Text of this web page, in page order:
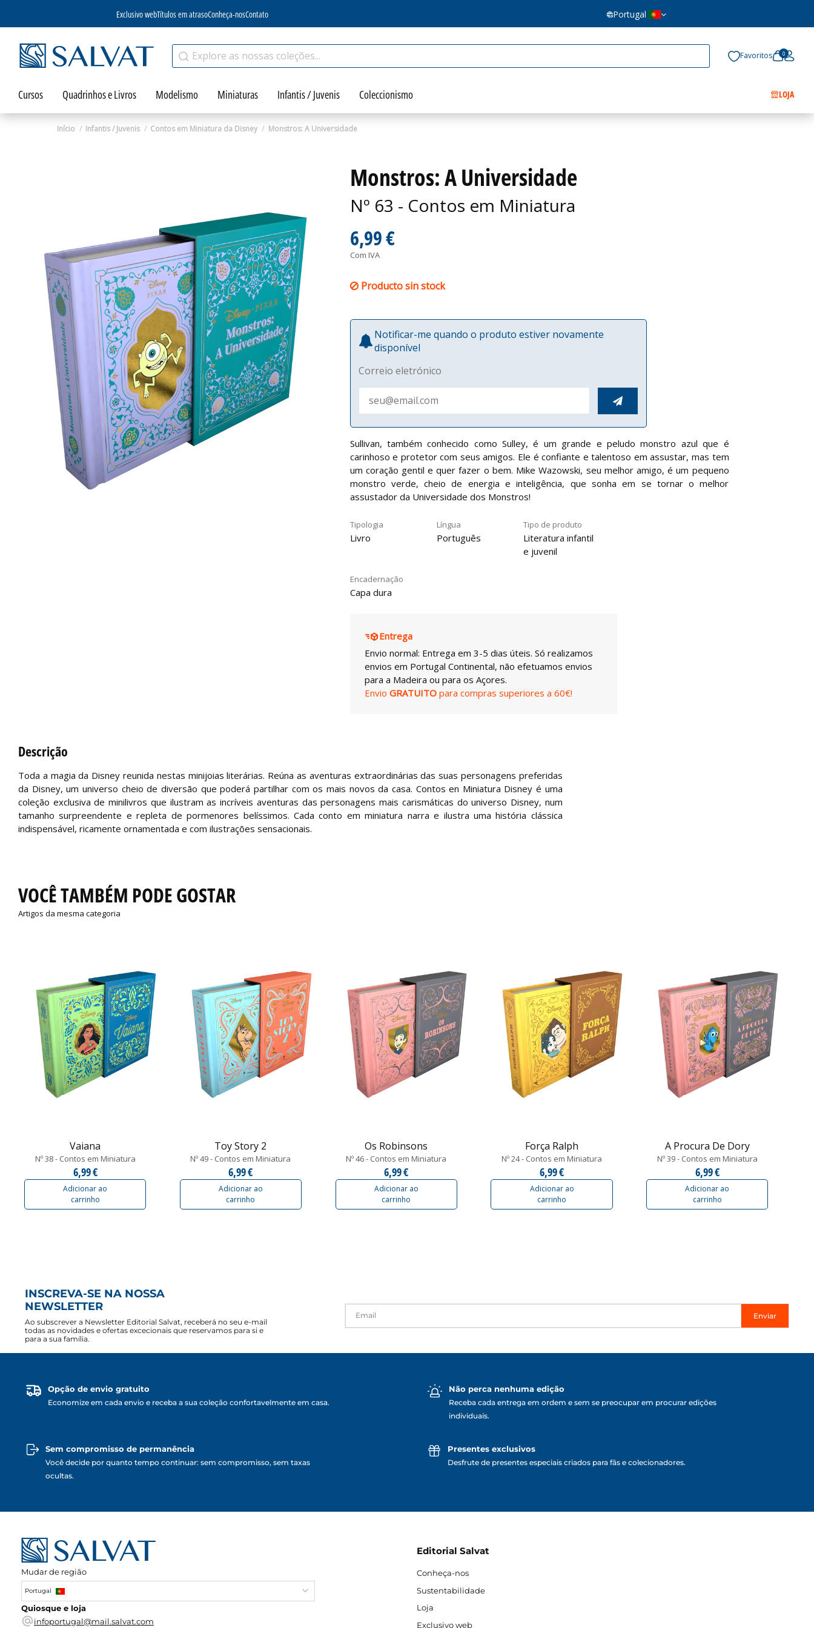
Exclusivo webTítulos em atrasoConheça-nosContato Portugal
Favoritos 0
Cursos Quadrinhos e Livros Modelismo Miniaturas Infantis / Juvenis Coleccionismo LOJA
Início Infantis / Juvenis Contos em Miniatura da Disney Monstros: A Universidade
Monstros: A Universidade
Nº 63 - Contos em Miniatura
6,99 €
Com IVA
Producto sin stock
Notificar-me quando o produto estiver novamente
disponível
Correio eletrónico

Sullivan, também conhecido como Sulley, é um grande e peludo monstro azul que é
carinhoso e protetor com seus amigos. Ele é confiante e talentoso em assustar, mas tem
um coração gentil e quer fazer o bem. Mike Wazowski, seu melhor amigo, é um pequeno
monstro verde, cheio de energia e inteligência, que sonha em se tornar o melhor
assustador da Universidade dos Monstros!
Tipologia
Livro
Língua
Português
Tipo de produto
Literatura infantil
e juvenil
Encadernação
Capa dura
Entrega
Envio normal: Entrega em 3-5 dias úteis. Só realizamos
envios em Portugal Continental, não efetuamos envios
para a Madeira ou para os Açores.
Envio GRATUITOpara compras superiores a 60€!
Descrição
Toda a magia da Disney reunida nestas minijoias literárias. Reúna as aventuras extraordinárias das suas personagens preferidas
da Disney, um universo cheio de diversão que poderá partilhar com os mais novos da casa. Contos en Miniatura Disney é uma
coleção exclusiva de minilivros que ilustram as incríveis aventuras das personagens mais carismáticas do universo Disney, num
tamanho surpreendente e repleta de pormenores belíssimos. Cada conto em miniatura narra e ilustra uma história clássica
indispensável, ricamente ornamentada e com ilustrações sensacionais.
VOCÊ TAMBÉM PODE GOSTAR
Artigos da mesma categoria
Vaiana
Nº 38 - Contos em Miniatura
6,99 €
Adicionar ao
carrinho
Toy Story 2
Nº 49 - Contos em Miniatura
6,99 €
Adicionar ao
carrinho
Os Robinsons
Nº 46 - Contos em Miniatura
6,99 €
Adicionar ao
carrinho
Força Ralph
Nº 24 - Contos em Miniatura
6,99 €
Adicionar ao
carrinho
A Procura De Dory
Nº 39 - Contos em Miniatura
6,99 €
Adicionar ao
carrinho
INSCREVA-SE NA NOSSA
NEWSLETTER
Ao subscrever a Newsletter Editorial Salvat, receberá no seu e-mail
todas as novidades e ofertas excecionais que reservamos para si e
para a sua família.
Enviar
Opção de envio gratuito
Economize em cada envio e receba a sua coleção confortavelmente em casa.
Não perca nenhuma edição
Receba cada entrega em ordem e sem se preocupar em procurar edições
individuais.
Sem compromisso de permanência
Você decide por quanto tempo continuar: sem compromisso, sem taxas
ocultas.
Presentes exclusivos
Desfrute de presentes especiais criados para fãs e colecionadores.
Mudar de região
Portugal
Quiosque e loja
infoportugal@mail.salvat.com
Editorial Salvat
Conheça-nos
Sustentabilidade
Loja
Exclusivo web